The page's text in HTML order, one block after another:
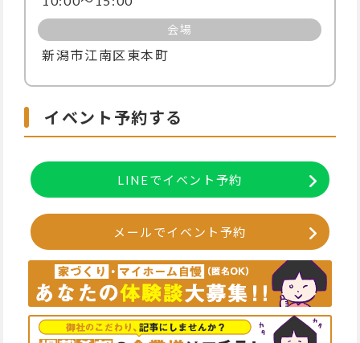
会場
新潟市江南区東本町
イベント予約する
LINEでイベント予約
メールでイベント予約